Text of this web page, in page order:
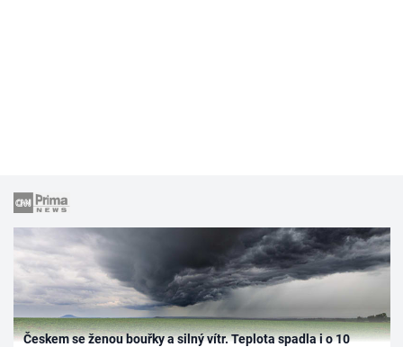
Českem se ženou bouřky a silný vítr. Teplota spadla i o 10